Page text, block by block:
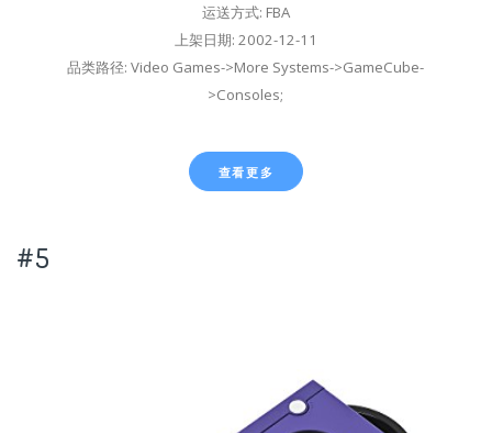
运送方式: FBA
上架日期: 2002-12-11
品类路径: Video Games->More Systems->GameCube-
>Consoles;
查看更多
#5